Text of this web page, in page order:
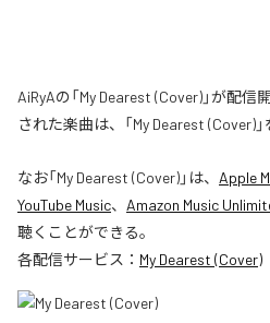
AiRyAの「My Dearest (Cover)」が配
された楽曲は、「My Dearest (Cover)
なお「My Dearest (Cover)」は、 Apple
YouTube Music、 Amazon Music
聴くことができる。
各配信サービス： My Dearest (Cover)